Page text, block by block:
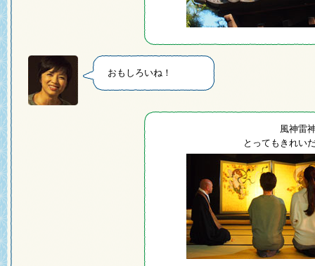
おもしろいね！
風神雷
とってもきれい